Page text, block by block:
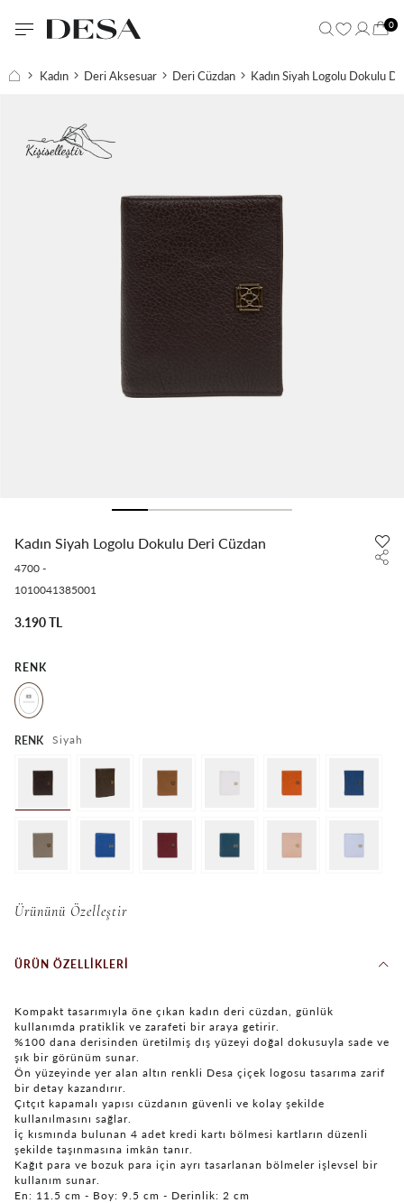
0
Kadın Deri Aksesuar Deri Cüzdan Kadın Siyah Logolu Dokulu
Kadın Siyah Logolu Dokulu Deri Cüzdan
4700 -
1010041385001
3.190 TL
RENK
RENK Siyah
Ürününü Özelleştir
ÜRÜN ÖZELLIKLERI
Kompakt tasarımıyla öne çıkan kadın deri cüzdan, günlük
kullanımda pratiklik ve zarafeti bir araya getirir.
%100 dana derisinden üretilmiş dış yüzeyi doğal dokusuyla sade ve
şık bir görünüm sunar.
Ön yüzeyinde yer alan altın renkli Desa çiçek logosu tasarıma zarif
bir detay kazandırır.
Çıtçıt kapamalı yapısı cüzdanın güvenli ve kolay şekilde
kullanılmasını sağlar.
İç kısmında bulunan 4 adet kredi kartı bölmesi kartların düzenli
şekilde taşınmasına imkân tanır.
Kağıt para ve bozuk para için ayrı tasarlanan bölmeler işlevsel bir
kullanım sunar.
En: 11.5 cm - Boy: 9.5 cm - Derinlik: 2 cm